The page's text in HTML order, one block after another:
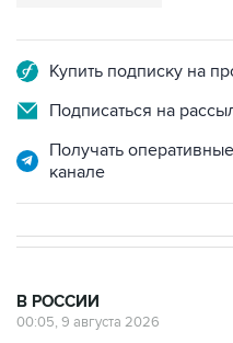
Купить подписку на
Подписаться на
Получать
канале
В РОССИИ
00:05, 9 августа 2026